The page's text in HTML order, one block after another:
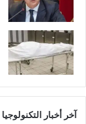
آخر أخبار التكنولوجيا